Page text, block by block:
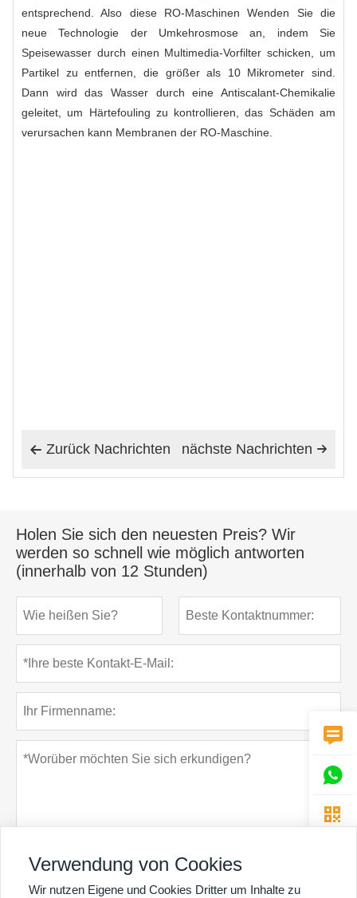
entsprechend. Also diese RO-Maschinen Wenden Sie die
neue Technologie der Umkehrosmose an, indem Sie
Speisewasser durch einen Multimedia-Vorfilter schicken, um
Partikel zu entfernen, die größer als 10 Mikrometer sind.
Dann wird das Wasser durch eine Antiscalant-Chemikalie
geleitet, um Härtefouling zu kontrollieren, das Schäden am
verursachen kann Membranen der RO-Maschine.
 Zurück Nachrichten 
nächste Nachrichten
Holen Sie sich den neuesten Preis? Wir
werden so schnell wie möglich antworten
(innerhalb von 12 Stunden)



Verwendung von Cookies
Wir nutzen Eigene und Cookies Dritter um Inhalte zu